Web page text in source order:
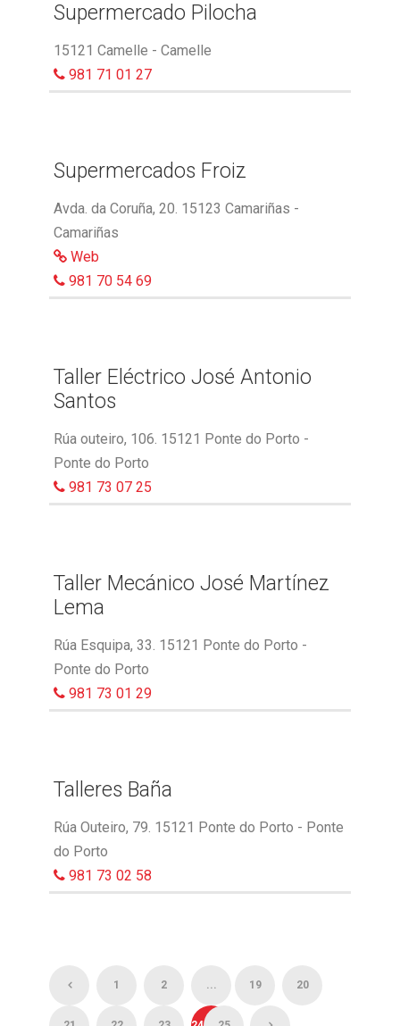
Supermercado Pilocha
15121 Camelle - Camelle
981 71 01 27
Supermercados Froiz
Avda. da Coruña, 20. 15123 Camariñas -
Camariñas
Web
981 70 54 69
Taller Eléctrico José Antonio
Santos
Rúa outeiro, 106. 15121 Ponte do Porto -
Ponte do Porto
981 73 07 25
Taller Mecánico José Martínez
Lema
Rúa Esquipa, 33. 15121 Ponte do Porto -
Ponte do Porto
981 73 01 29
Talleres Baña
Rúa Outeiro, 79. 15121 Ponte do Porto - Ponte
do Porto
981 73 02 58
1 2 ... 19 20